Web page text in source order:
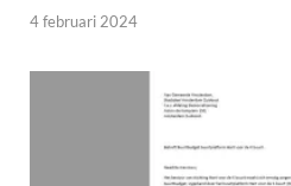
4 februari 2024